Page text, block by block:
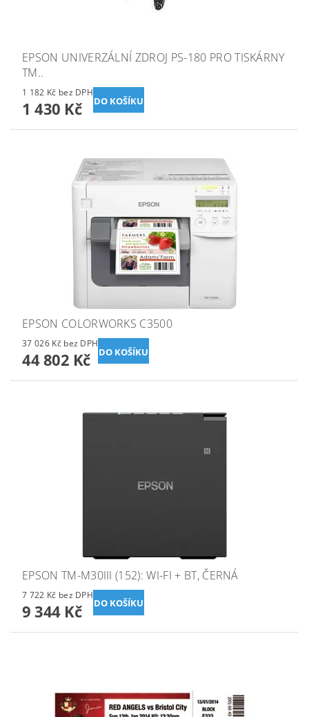
EPSON UNIVERZÁLNÍ ZDROJ PS-180 PRO TISKÁRNY
TM..
1 182 Kč bez DPH
1 430 Kč
EPSON COLORWORKS C3500
37 026 Kč bez DPH
44 802 Kč
EPSON TM-M30III (152): WI-FI + BT, ČERNÁ
7 722 Kč bez DPH
9 344 Kč